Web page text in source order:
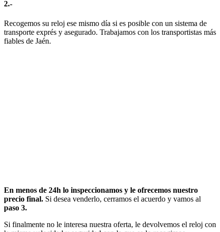
2.-
Recogemos su reloj ese mismo día si es posible con un sistema de
transporte exprés y asegurado. Trabajamos con los transportistas más
fiables de Jaén.
En menos de 24h lo inspeccionamos y le ofrecemos nuestro
precio final. Si desea venderlo, cerramos el acuerdo y vamos al
paso 3.
Si finalmente no le interesa nuestra oferta, le devolvemos el reloj con